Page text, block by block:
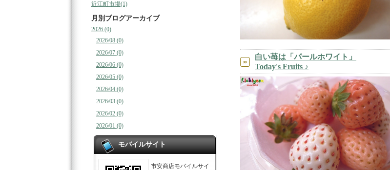
白い苺は「パールホワイト」
Today's Fruits ♪
近江町市場(1)
月別ブログアーカイブ
2026 (0)
2026/08 (0)
2026/07 (0)
2026/06 (0)
2026/05 (0)
2026/04 (0)
2026/03 (0)
2026/02 (0)
2026/01 (0)
モバイルサイト
市安商店モバイルサイ